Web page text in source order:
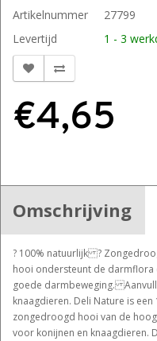
Artikelnummer
27799
Levertijd
1 - 3
€4,65
Omschrijving
? 100% natuurlijk ?
hooi ondersteunt de darmflora
goede darmbeweging.
knaagdieren. Deli Nature is
zongedroogd hooi van de
voor konijnen en knaagdieren.